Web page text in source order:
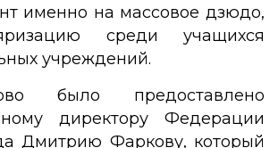
именно на массовое дзюдо,
среди учащихся
учреждений.
было предоставлено
директору Федерации
Дмитрию Фаркову, который